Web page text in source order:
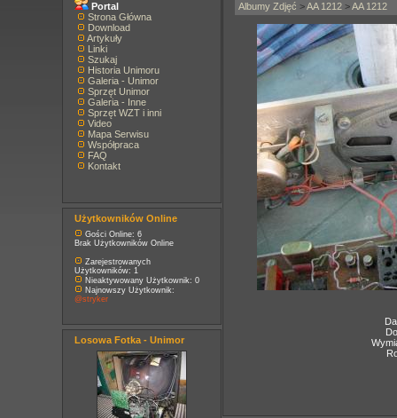
Portal
Strona Główna
Download
Artykuły
Linki
Szukaj
Historia Unimoru
Galeria - Unimor
Sprzęt Unimor
Galeria - Inne
Sprzęt WZT i inni
Video
Mapa Serwisu
Współpraca
FAQ
Kontakt
Użytkowników Online
Gości Online: 6
Brak Użytkowników Online
Zarejestrowanych
Użytkowników: 1
Nieaktywowany Użytkownik: 0
Najnowszy Użytkownik:
@stryker
Losowa Fotka - Unimor
Albumy Zdjęć >AA 1212 >AA 1212